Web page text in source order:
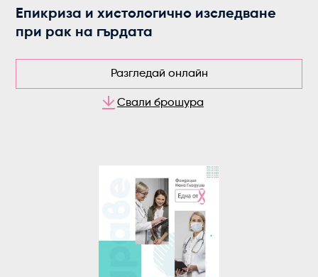
Епикриза и хистологично изследване
при рак на гърдата
Разгледай онлайн
Свали брошура